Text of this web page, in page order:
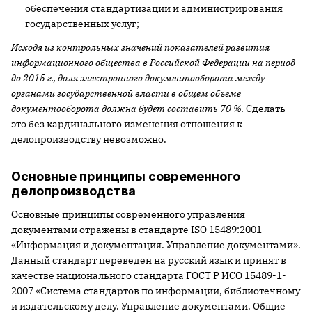
обеспечения стандартизации и администрирования
государственных услуг;
Исходя из контрольных значений показателей развития
информационного общества в Российской Федерации на период
до2015 г., доля электронного документооборота между
органами государственной власти в общем объеме
документооборота должна будет составить 70 %. Сделать
это без кардинального изменения отношения к
делопроизводству невозможно.
Основные принципы современного
делопроизводства
Основные принципы современного управления
документами отражены в стандарте ISO 15489:2001
«Информация и документация. Управление документами».
Данный стандарт переведен на русский язык и принят в
качестве национального стандарта ГОСТ Р ИСО 15489-1-
2007 «Система стандартов по информации, библиотечному
и издательскому делу. Управление документами. Общие